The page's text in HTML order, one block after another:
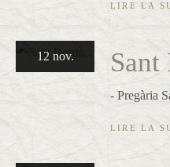
LIRE LA
12 nov. Sant
- Pregària
LIRE LA